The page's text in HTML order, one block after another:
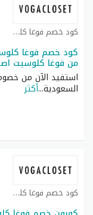
كود خصم فوغا كلوسيت كوبون
من فوغا كلوسيت
استفيد الآن من
السعودية...أكثر
كود خصم فوغا كلوسيت كوبون